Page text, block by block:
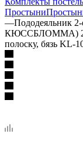
Простыни
—Пододеяльник
КЮССБЛОММА)
полоску, бязь KL-